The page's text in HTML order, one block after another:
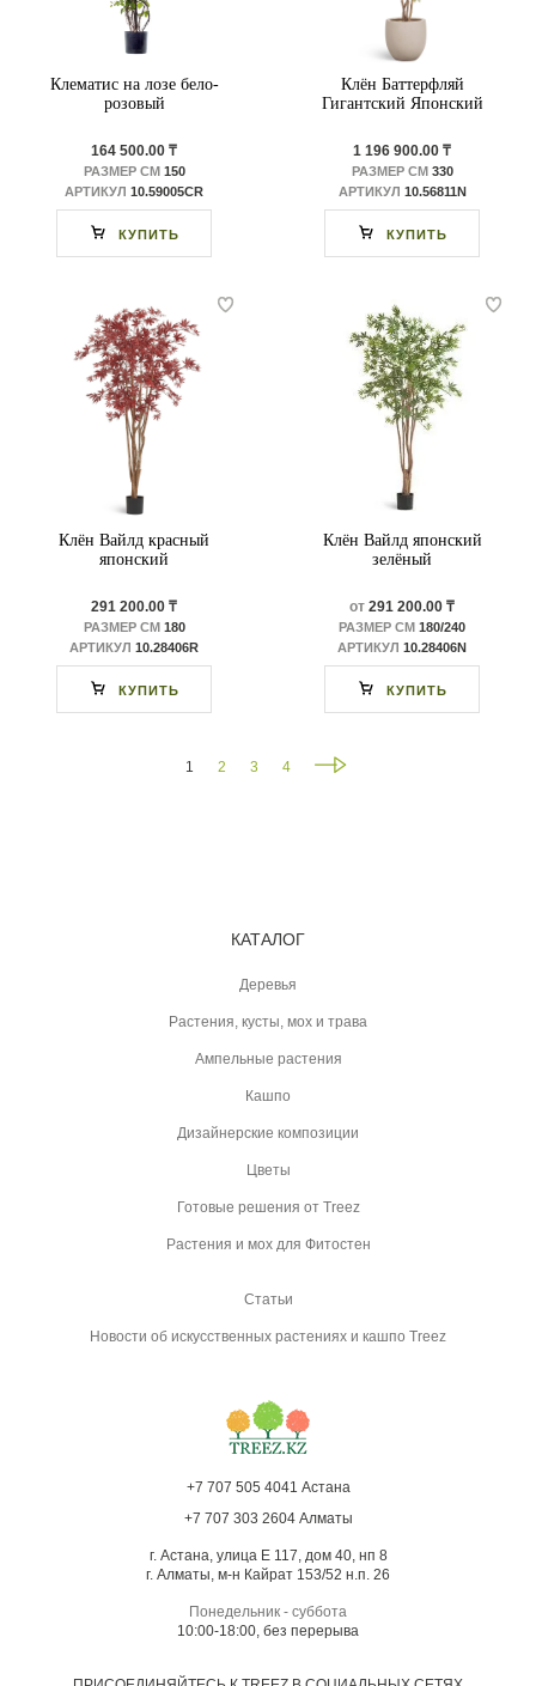
Клематис на лозе бело-
розовый
164 500.00 ₸
РАЗМЕР СМ 150
АРТИКУЛ 10.59005CR
КУПИТЬ
Клён Баттерфляй
Гигантский Японский
1 196 900.00 ₸
РАЗМЕР СМ 330
АРТИКУЛ 10.56811N
КУПИТЬ
Клён Вайлд красный
японский
291 200.00 ₸
РАЗМЕР СМ 180
АРТИКУЛ 10.28406R
КУПИТЬ
Клён Вайлд японский
зелёный
от 291 200.00 ₸
РАЗМЕР СМ 180/240
АРТИКУЛ 10.28406N
КУПИТЬ
1 2 3 4
КАТАЛОГ
Деревья
Растения, кусты, мох и трава
Ампельные растения
Кашпо
Дизайнерские композиции
Цветы
Готовые решения от Treez
Растения и мох для Фитостен
Статьи
Новости об искусственных растениях и кашпо Treez
+7 707 505 4041 Астана
+7 707 303 2604 Алматы
г. Астана, улица Е 117, дом 40, нп 8
г. Алматы, м-н Кайрат 153/52 н.п. 26
Понедельник - суббота
10:00-18:00, без перерыва